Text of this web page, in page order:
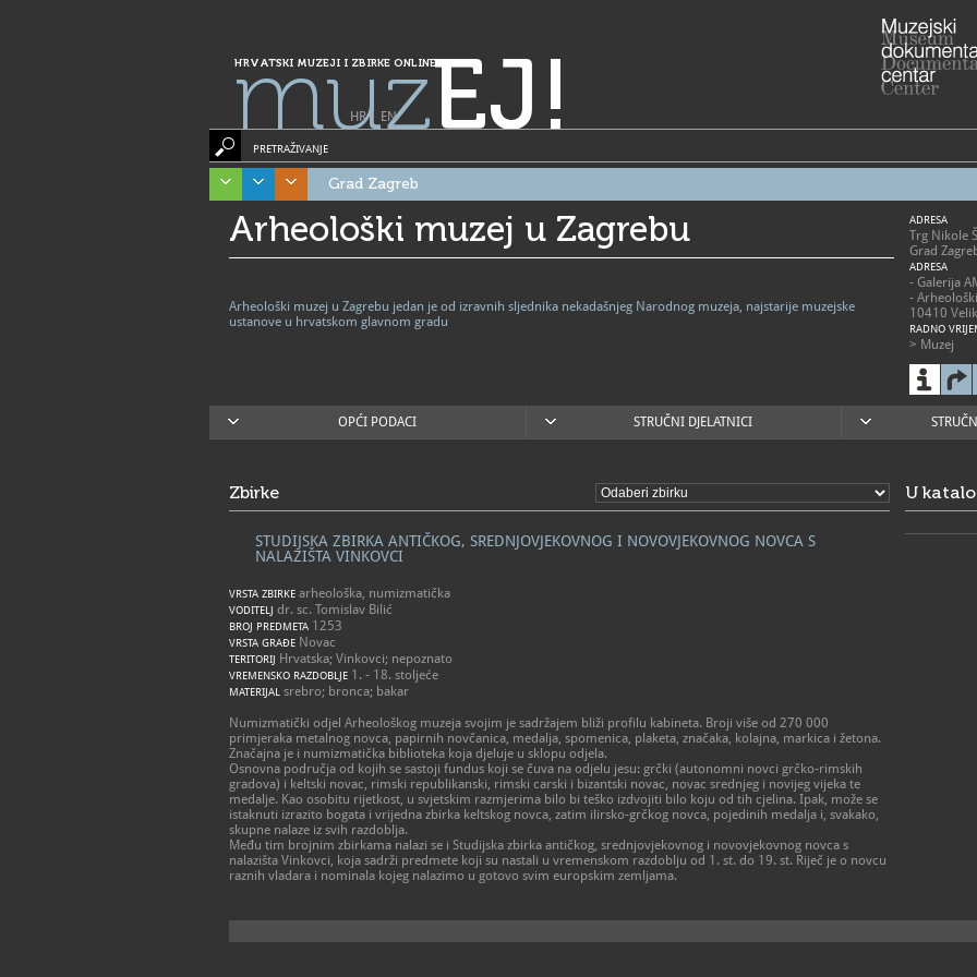
HRVATSKI MUZEJI I ZBIRKE ONLINE
muzEJ!
HR| EN
PRETRAŽIVANJE
Grad Zagreb
Arheološki muzej u Zagrebu
Arheološki muzej u Zagrebu jedan je od izravnih sljednika nekadašnjeg Narodnog muzeja, najstarije muzejske
ustanove u hrvatskom glavnom gradu
ADRESA
Trg Nikole
Grad
ADRESA
- Galerija
-
10410
RADNO
> Muzej
- subota
- nedjelja
-
- od
prema
OPĆI PODACI STRUČNI DJELATNICI
Zbirke
STUDIJSKA ZBIRKA ANTIČKOG, SREDNJOVJEKOVNOG I NOVOVJEKOVNOG NOVCA S
NALAZIŠTA VINKOVCI
VRSTA ZBIRKE arheološka, numizmatička
VODITELJ dr. sc. Tomislav Bilić
BROJ PREDMETA 1253
VRSTA GRAĐE Novac
TERITORIJ Hrvatska; Vinkovci; nepoznato
VREMENSKO RAZDOBLJE 1. - 18. stoljeće
MATERIJAL srebro; bronca; bakar
Numizmatički odjel Arheološkog muzeja svojim je sadržajem bliži profilu kabineta. Broji više od 270 000
primjeraka metalnog novca, papirnih novčanica, medalja, spomenica, plaketa, značaka, kolajna, markica i žetona.
Značajna je i numizmatička biblioteka koja djeluje u sklopu odjela.
Osnovna područja od kojih se sastoji fundus koji se čuva na odjelu jesu: grčki (autonomni novci grčko-rimskih
gradova) i keltski novac, rimski republikanski, rimski carski i bizantski novac, novac srednjeg i novijeg vijeka te
medalje. Kao osobitu rijetkost, u svjetskim razmjerima bilo bi teško izdvojiti bilo koju od tih cjelina. Ipak, može se
istaknuti izrazito bogata i vrijedna zbirka keltskog novca, zatim ilirsko-grčkog novca, pojedinih medalja i, svakako,
skupne nalaze iz svih razdoblja.
Među tim brojnim zbirkama nalazi se i Studijska zbirka antičkog, srednjovjekovnog i novovjekovnog novca s
nalazišta Vinkovci, koja sadrži predmete koji su nastali u vremenskom razdoblju od 1. st. do 19. st. Riječ je o novcu
raznih vladara i nominala kojeg nalazimo u gotovo svim europskim zemljama.
U